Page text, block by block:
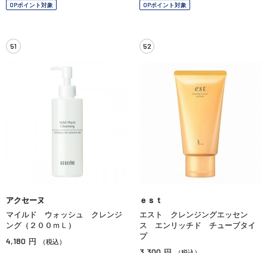
OPポイント対象 OPポイント対象
51
アクセーヌ
マイルド ウォッシュ クレンジ
ング（２００ｍＬ）
4,180 円 （税込）
52
ｅｓｔ
エスト クレンジングエッセン
ス エンリッチド チューブタイ
プ